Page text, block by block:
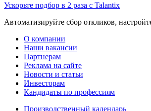
Ускорьте подбор в 2 раза с Talantix
Автоматизируйте сбор откликов,
О компании
Наши вакансии
Партнерам
Реклама на сайте
Новости и статьи
Инвесторам
Кандидаты по профессиям
Производственный календарь